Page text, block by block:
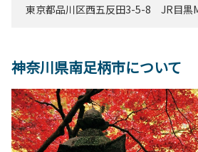
東京都品川区西五反田3-5-8 JR目黒
神奈川県南足柄市について